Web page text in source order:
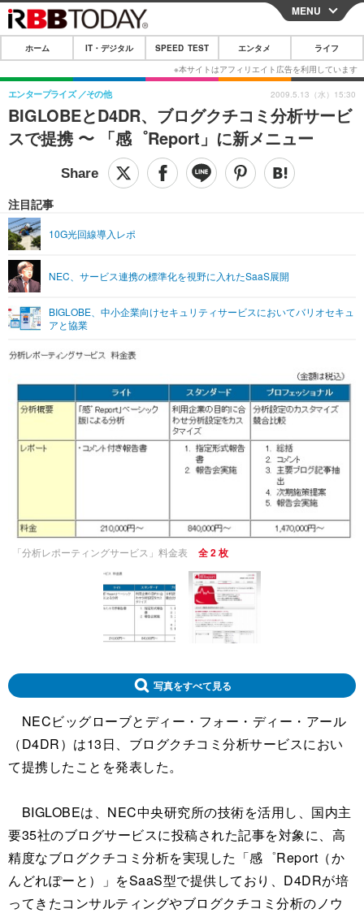
CLOSE
ホーム
IT・デジタル
IT・デジタルTOP スマートフォン
ショッピング その他
SPEED TEST
エンタメTOP 映画・ドラマ
グラビア ブログ
ショッピング その他
ライフTOP
リリース一覧
プッシュ通知の停止方法
MENU
ホーム IT・デジタル SPEED TEST エンタメ ライフ
BIGLOBEとD4DR、ブログクチコミ分析サービ
スで提携 〜 「感゜Report」に新メニュー
エンタープライズ その他
注目記事
10G光回線導入レポ
NEC、サービス連携の標準化を視野に入れたSaaS展開
BIGLOBE、中小企業向けセキュリティサービスにおいてバリオセキュ
アと協業
2009.5.13（水）15:30
「分析レポーティングサービス」料金表 全 2 枚
写真をすべて見る
NECビッグローブとディー・フォー・ディー・アール
（D4DR）は13日、ブログクチコミ分析サービスにおい
て提携したことを発表した。
BIGLOBEは、NEC中央研究所の技術を活用し、国内主
要35社のブログサービスに投稿された記事を対象に、高
精度なブログクチコミ分析を実現した「感゜Report（か
んどれぽーと）」をSaaS型で提供しており、D4DRが培
ってきたコンサルティングやブログクチコミ分析のノウ